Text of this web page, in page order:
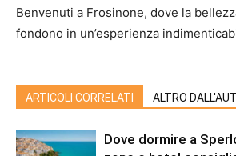
Benvenuti a Frosinone, dove la
fondono in un’esperienza
ARTICOLI CORRELATI ALTRO
Dove dormire a